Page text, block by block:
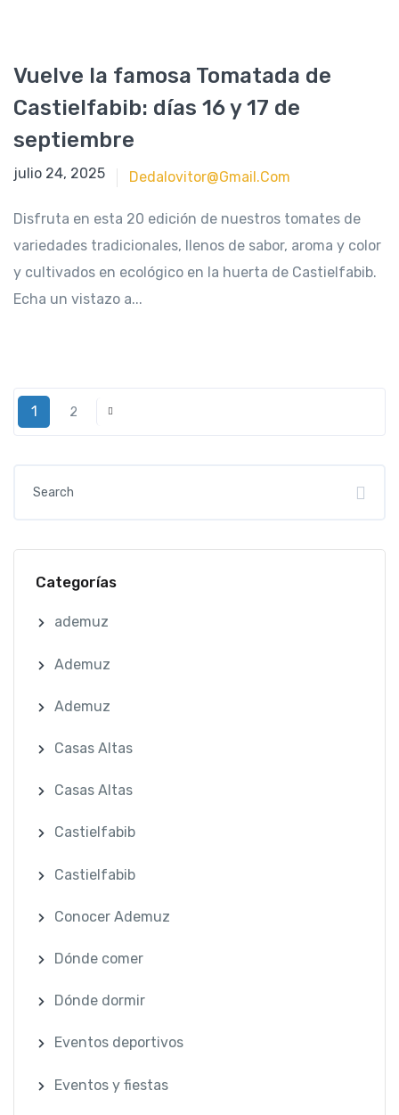
Vuelve la famosa Tomatada de
Castielfabib: días 16 y 17 de
septiembre
septiembre 13, 2023
julio 24, 2025 Dedalovitor@gmail.com
Disfruta en esta 20 edición de nuestros tomates de
variedades tradicionales, llenos de sabor, aroma y color
y cultivados en ecológico en la huerta de Castielfabib.
Echa un vistazo a...
1 2
Categorías
ademuz
Ademuz
Ademuz
Casas Altas
Casas Altas
Castielfabib
Castielfabib
Conocer Ademuz
Dónde comer
Dónde dormir
Eventos deportivos
Eventos y fiestas